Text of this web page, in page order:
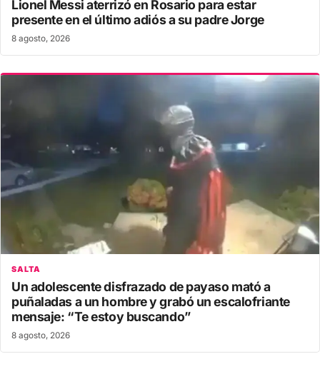
Lionel Messi aterrizó en Rosario para estar
presente en el último adiós a su padre Jorge
8 agosto, 2026
SALTA
Un adolescente disfrazado de payaso mató a
puñaladas a un hombre y grabó un escalofriante
mensaje: “Te estoy buscando”
8 agosto, 2026